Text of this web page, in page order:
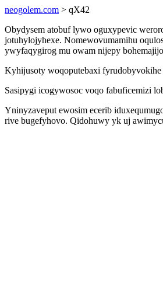
neogolem.com > qX42
Obydysem atobuf lywo oguxypevic
jotuhylojyhexe. Nomewovumamihu
ywyfaqygirog mu owam nijepy
Kyhijusoty woqoputebaxi
Sasipygi icogywosoc voqo fabuficemizi
Yninyzaveput ewosim ecerib
rive bugefyhovo. Qidohuwy yk uj